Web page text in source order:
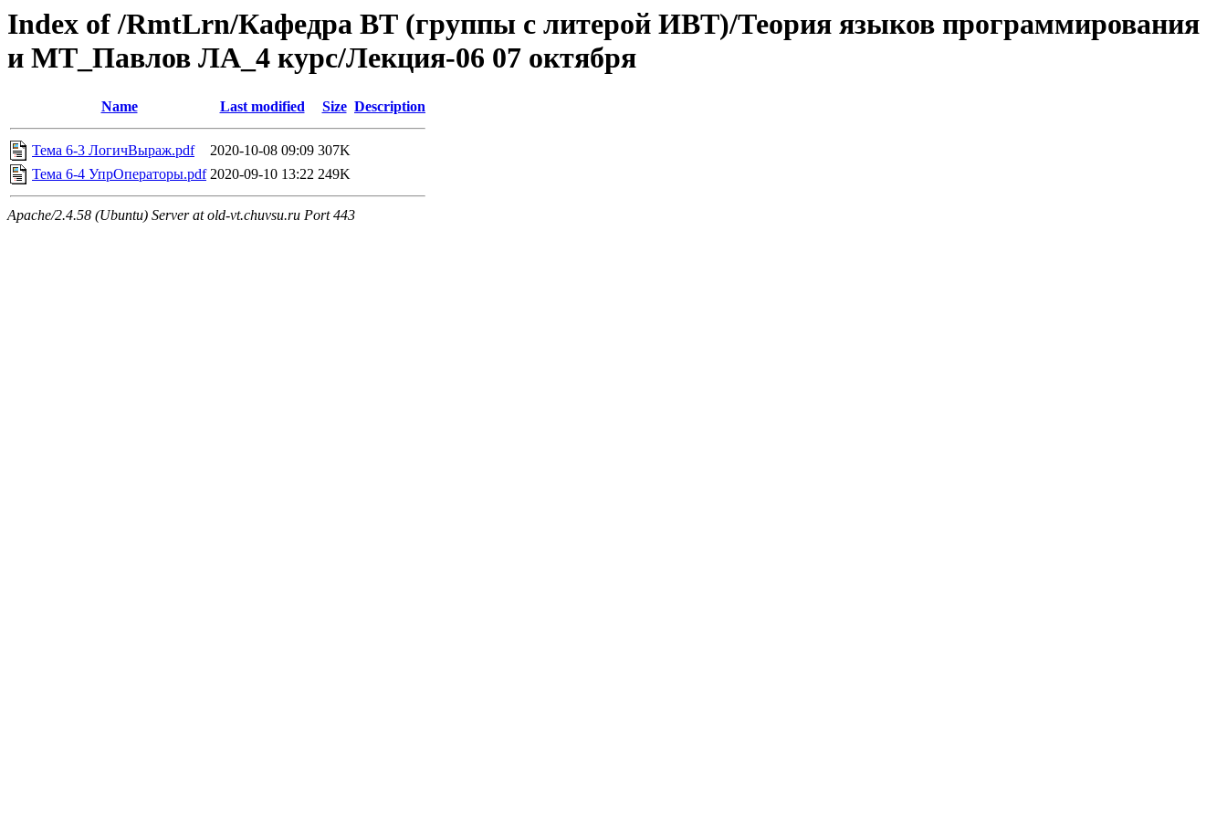
Index of /RmtLrn/Кафедра ВТ (группы с литерой ИВТ)/Теория языков программирования
и МТ_Павлов ЛА_4 курс/Лекция-06 07 октября
Name Last modified Size Description
Тема 6-3 ЛогичВыраж.pdf 2020-10-08 09:09 307K
Тема 6-4 УпрОператоры.pdf 2020-09-10 13:22 249K
Apache/2.4.58 (Ubuntu) Server at old-vt.chuvsu.ru Port 443